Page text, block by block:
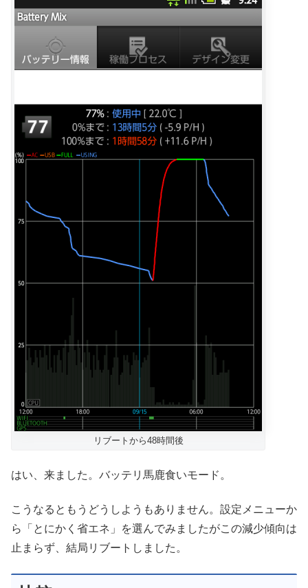
リブートから48時間後
はい、来ました。バッテリ馬鹿食いモード。
こうなるともうどうしようもありません。設定メニューか
ら「とにかく省エネ」を選んでみましたがこの減少傾向は
止まらず、結局リブートしました。